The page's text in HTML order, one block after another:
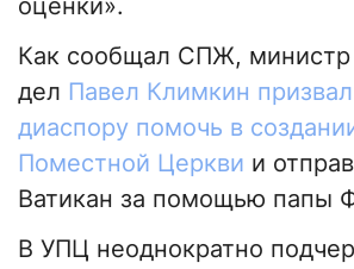
оценки».
Как сообщал СПЖ, министр
дел Павел Климкин
диаспору помочь в
Поместной Церкви и
Ватикан за помощью папы
В УПЦ неоднократно